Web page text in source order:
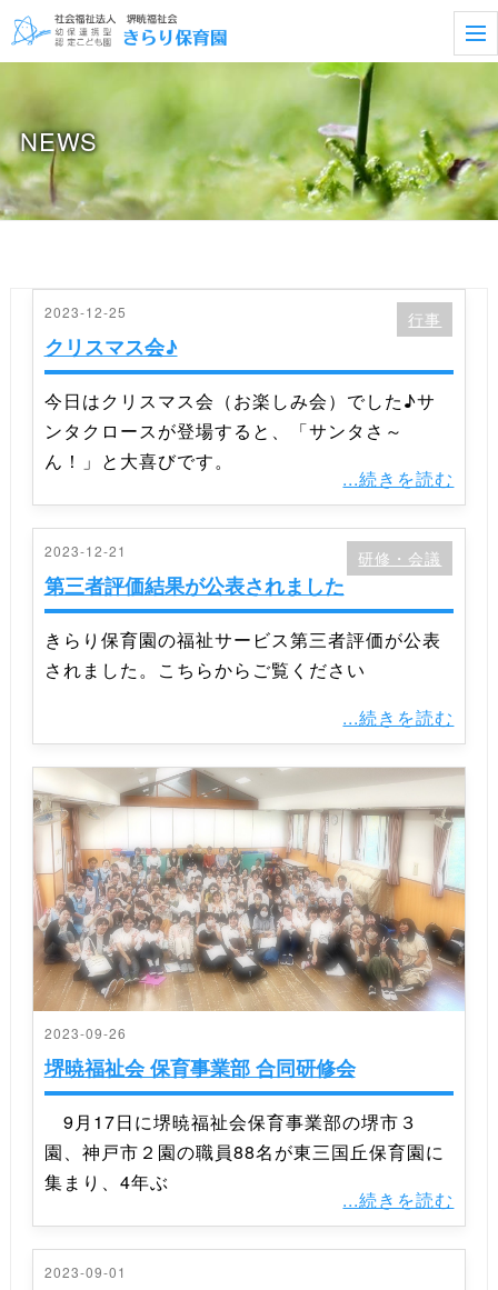
t
o
e
n
a
v
g
a
NEWS
2023-12-25
クリスマス会♪
行事
今日はクリスマス会（お楽しみ会）でした♪サ
ンタクロースが登場すると、「サンタさ～
ん！」と大喜びです。
...続きを読む
2023-12-21
第三者評価結果が公表されました
研修・会議
きらり保育園の福祉サービス第三者評価が公表
されました。こちらからご覧ください
...続きを読む
2023-09-26
堺暁福祉会 保育事業部 合同研修会
9月17日に堺暁福祉会保育事業部の堺市３
園、神戸市２園の職員88名が東三国丘保育園に
集まり、4年ぶ
...続きを読む
2023-09-01